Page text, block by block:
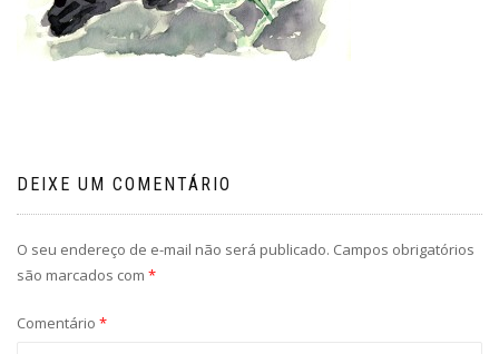
DEIXE UM COMENTÁRIO
O seu endereço de e-mail não será publicado. Campos obrigatórios
são marcados com *
Comentário *